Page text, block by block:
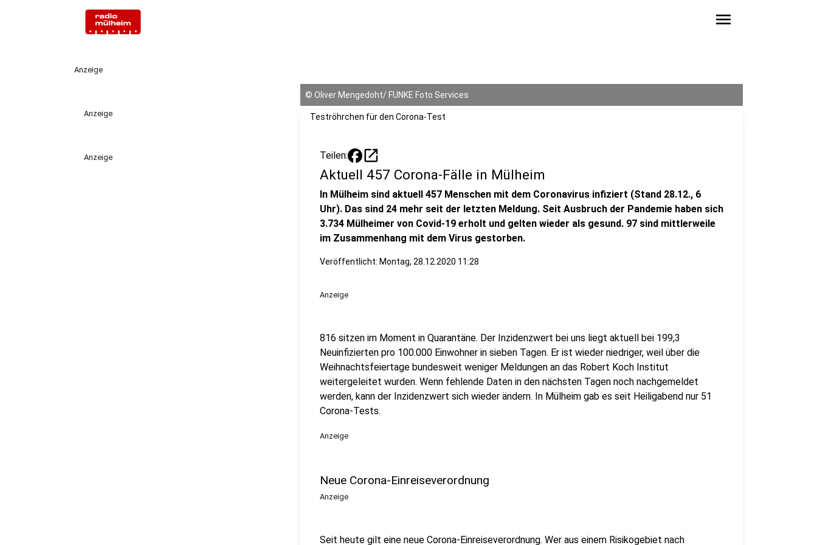
menu
Anzeige
Anzeige
Anzeige
© Oliver Mengedoht/ FUNKE Foto Services
Teströhrchen für den Corona-Test
Teilen: open_in_new
Aktuell 457 Corona-Fälle in Mülheim
In Mülheim sind aktuell 457 Menschen mit dem Coronavirus infiziert (Stand 28.12., 6
Uhr). Das sind 24 mehr seit der letzten Meldung. Seit Ausbruch der Pandemie haben sich
3.734 Mülheimer von Covid-19 erholt und gelten wieder als gesund. 97 sind mittlerweile
im Zusammenhang mit dem Virus gestorben.
Veröffentlicht: Montag, 28.12.2020 11:28
Anzeige
816 sitzen im Moment in Quarantäne. Der Inzidenzwert bei uns liegt aktuell bei 199,3
Neuinfizierten pro 100.000 Einwohner in sieben Tagen. Er ist wieder niedriger, weil über die
Weihnachtsfeiertage bundesweit weniger Meldungen an das Robert Koch Institut
weitergeleitet wurden. Wenn fehlende Daten in den nächsten Tagen noch nachgemeldet
werden, kann der Inzidenzwert sich wieder ändern. In Mülheim gab es seit Heiligabend nur 51
Corona-Tests.
Anzeige
Neue Corona-Einreiseverordnung
Anzeige
Seit heute gilt eine neue Corona-Einreiseverordnung. Wer aus einem Risikogebiet nach